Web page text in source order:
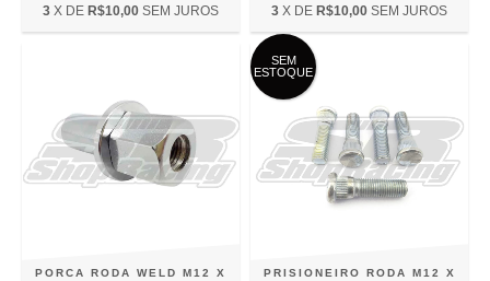
3 X DE R$10,00 SEM JUROS 3 X DE R$10,00 SEM JUROS
PORCA RODA WELD M12 X
SEM
ESTOQUE
PRISIONEIRO RODA M12 X